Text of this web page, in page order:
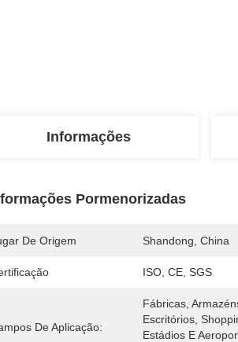
Informações
Pormenorizadas
De Origem Shandong, China
ISO, CE, SGS
De Aplicação:
Fábricas,
Escritórios,
Estádios E